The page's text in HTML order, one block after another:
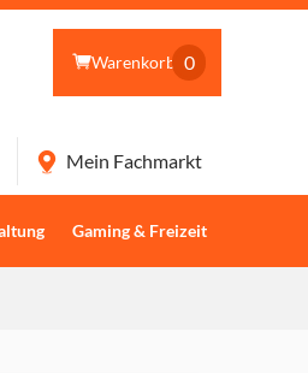
Warenkorb 0
Gaming & Freizeit
Mein Fachmarkt